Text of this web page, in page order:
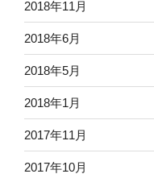
2018年11月
2018年6月
2018年5月
2018年1月
2017年11月
2017年10月